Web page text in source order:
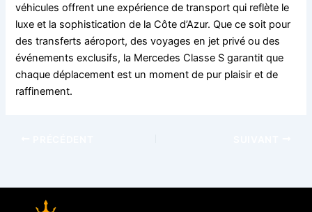
véhicules offrent une expérience de transport qui reflète le
luxe et la sophistication de la Côte d’Azur. Que ce soit pour
des transferts aéroport, des voyages en jet privé ou des
événements exclusifs, la Mercedes Classe S garantit que
chaque déplacement est un moment de pur plaisir et de
raffinement.